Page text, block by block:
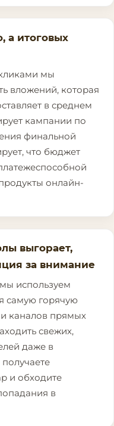
а итоговых
мы
вложений, которая
в среднем
кампании по
финальной
что бюджет
онлайн-
выгорает,
за внимание
используем
самую горячую
каналов прямых
свежих,
даже в
и обходите
в